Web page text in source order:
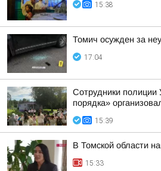
15:38
Томич осужден за
17:04
Сотрудники полиции
порядка»
15:39
В Томской области
15:33